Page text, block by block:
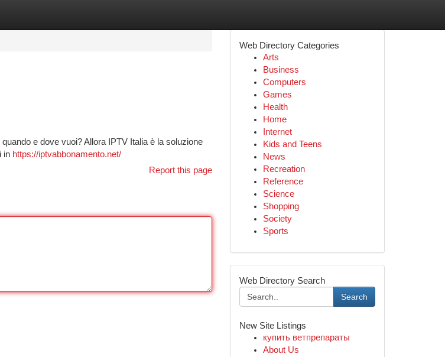
e dove vuoi? Allora IPTV Italia è la soluzione
in https://iptvabbonamento.net/
Report this page
Web Directory Categories
Arts
Business
Computers
Games
Health
Home
Internet
Kids and Teens
News
Recreation
Reference
Science
Shopping
Society
Sports
Web Directory Search
Search
New Site Listings
купить ветпрепараты
About Us